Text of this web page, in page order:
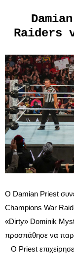
Raiders
Ο Damian Priest
Champions War
«Dirty» Dominik
προσπάθησε να
Ο Priest